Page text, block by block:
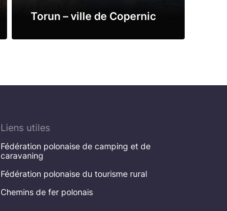
Torun – ville de Copernic
Lire la suite
Liens utiles
Fédération polonaise de camping et de
caravaning
Fédération polonaise du tourisme rural
Chemins de fer polonais